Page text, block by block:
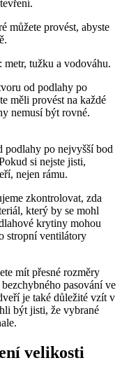
můžete provést, abyste
metr, tužku a vodováhu.
od podlahy po
měli provést na každé
nemusí být rovné.
podlahy po nejvyšší bod
si nejste jisti,
nejen rámu.
zkontrolovat, zda
který by se mohl
krytiny mohou
stropní ventilátory
mít přesné rozměry
pasování ve
je také důležité vzít v
být jisti, že vybrané
velikosti